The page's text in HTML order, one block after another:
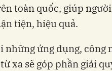
toàn quốc, giúp
tiện, hiệu quả.
những ứng dụng, công
xa sẽ góp phần giải